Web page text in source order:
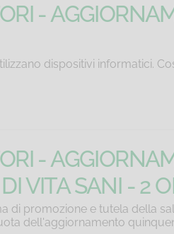
-
dispositivi informatici.
-
VITA SANI - 2
di promozione e tutela della
dell'aggiornamento